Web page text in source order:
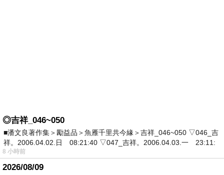
◎吉祥_046~050
■潘文良著作集＞勵益品＞魚雁千里共今緣＞吉祥_046~050 ▽046_吉
祥。2006.04.02.日 08:21:40 ▽047_吉祥。2006.04.03.一 23:11:
8 小時前
2026/08/09